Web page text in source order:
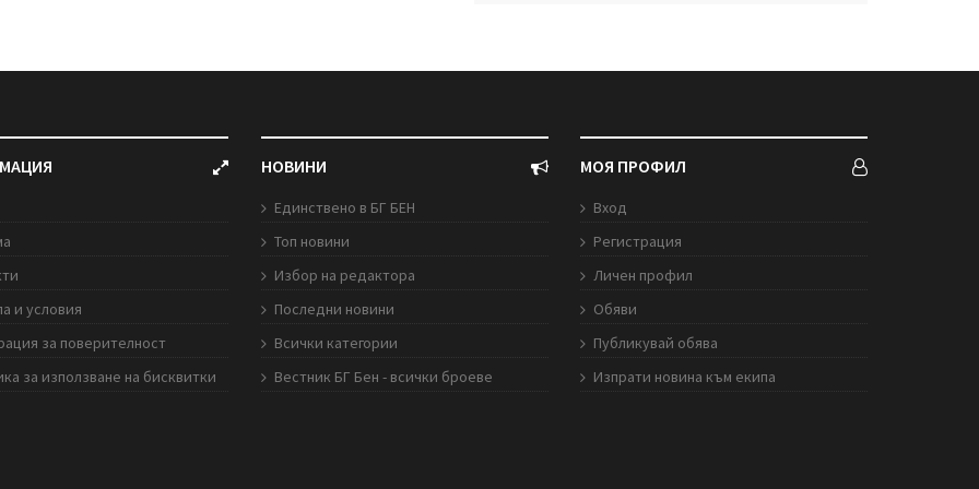
и условия
за поверителност
за използване на бисквитки
НОВИНИ
Единствено в БГ БЕН
Топ новини
Избор на редактора
Последни новини
Всички категории
Вестник БГ Бен - всички броеве
МОЯ ПРОФИЛ
Вход
Регистрация
Личен профил
Обяви
Публикувай обява
Изпрати новина към екипа